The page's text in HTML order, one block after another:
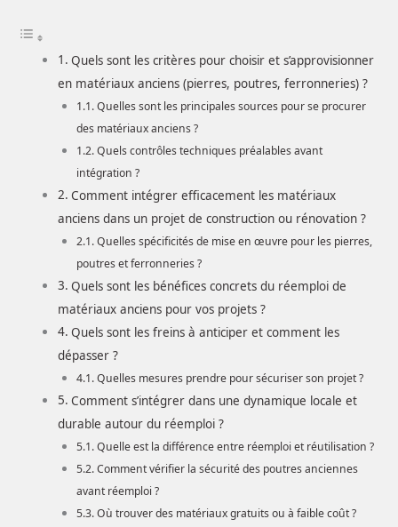
Quels sont les critères pour choisir et s’approvisionner
en matériaux anciens (pierres, poutres, ferronneries) ?
Quelles sont les principales sources pour se procurer
des matériaux anciens ?
Quels contrôles techniques préalables avant
intégration ?
Comment intégrer efficacement les matériaux
anciens dans un projet de construction ou rénovation ?
Quelles spécificités de mise en œuvre pour les pierres,
poutres et ferronneries ?
Quels sont les bénéfices concrets du réemploi de
matériaux anciens pour vos projets ?
Quels sont les freins à anticiper et comment les
dépasser ?
Quelles mesures prendre pour sécuriser son projet ?
Comment s’intégrer dans une dynamique locale et
durable autour du réemploi ?
Quelle est la différence entre réemploi et réutilisation ?
Comment vérifier la sécurité des poutres anciennes
avant réemploi ?
Où trouver des matériaux gratuits ou à faible coût ?